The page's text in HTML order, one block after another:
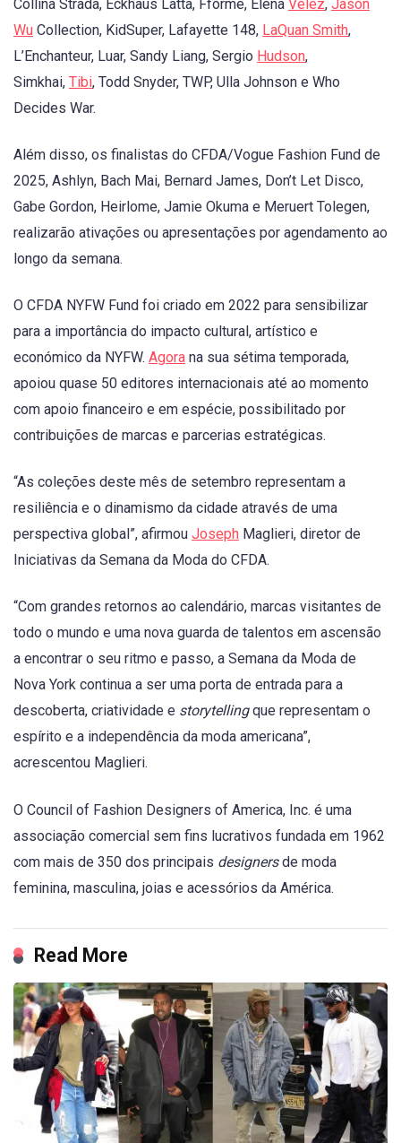
Collina Strada, Eckhaus Latta, Fforme, Elena Velez, Jason
Wu Collection, KidSuper, Lafayette 148, LaQuan Smith,
L’Enchanteur, Luar, Sandy Liang, Sergio Hudson,
Simkhai, Tibi, Todd Snyder, TWP, Ulla Johnson e Who
Decides War.
Além disso, os finalistas do CFDA/Vogue Fashion Fund de
2025, Ashlyn, Bach Mai, Bernard James, Don’t Let Disco,
Gabe Gordon, Heirlome, Jamie Okuma e Meruert Tolegen,
realizarão ativações ou apresentações por agendamento ao
longo da semana.
O CFDA NYFW Fund foi criado em 2022 para sensibilizar
para a importância do impacto cultural, artístico e
económico da NYFW. Agora na sua sétima temporada,
apoiou quase 50 editores internacionais até ao momento
com apoio financeiro e em espécie, possibilitado por
contribuições de marcas e parcerias estratégicas.
“As coleções deste mês de setembro representam a
resiliência e o dinamismo da cidade através de uma
perspectiva global”, afirmou Joseph Maglieri, diretor de
Iniciativas da Semana da Moda do CFDA.
“Com grandes retornos ao calendário, marcas visitantes de
todo o mundo e uma nova guarda de talentos em ascensão
a encontrar o seu ritmo e passo, a Semana da Moda de
Nova York continua a ser uma porta de entrada para a
descoberta, criatividade e storytellingque representam o
espírito e a independência da moda americana”,
acrescentou Maglieri.
O Council of Fashion Designers of America, Inc. é uma
associação comercial sem fins lucrativos fundada em 1962
com mais de 350 dos principais designersde moda
feminina, masculina, joias e acessórios da América.
Read More